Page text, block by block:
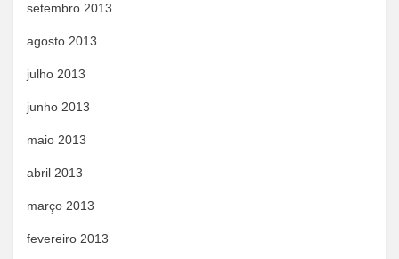
setembro 2013
agosto 2013
julho 2013
junho 2013
maio 2013
abril 2013
março 2013
fevereiro 2013